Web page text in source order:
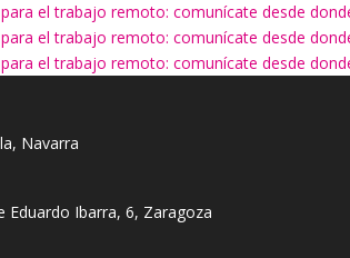
el trabajo remoto: comunícate desde
el trabajo remoto: comunícate desde
el trabajo remoto: comunícate desde
Navarra
Eduardo Ibarra, 6, Zaragoza